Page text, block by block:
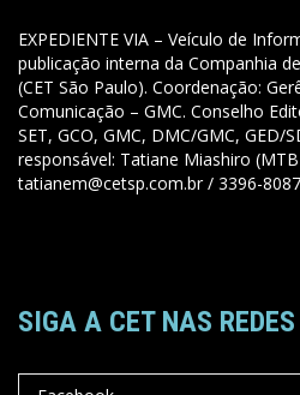
EXPEDIENTE VIA – Veículo de
publicação interna da Companhia
(CET São Paulo). Coordenação:
Comunicação – GMC. Conselho
SET, GCO, GMC, DMC/GMC, GED/
responsável: Tatiane Miashiro
tatianem@cetsp.com.br / 3396-
SIGA A CET NAS REDES